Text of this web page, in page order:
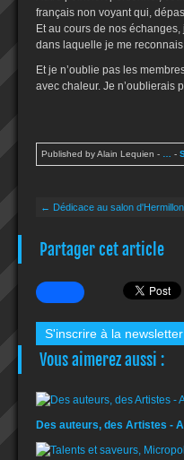
français non voyant qui,
Et au cours de nos
dans laquelle je me
Et je n’oublie pas les
avec chaleur. Je n’oublierais
Published by Alain Lequien - -
← Dédicace au salon
Partager cet article
S'inscrire à la newsletter
Vous aimerez aussi :
Des auteurs, des Artistes -